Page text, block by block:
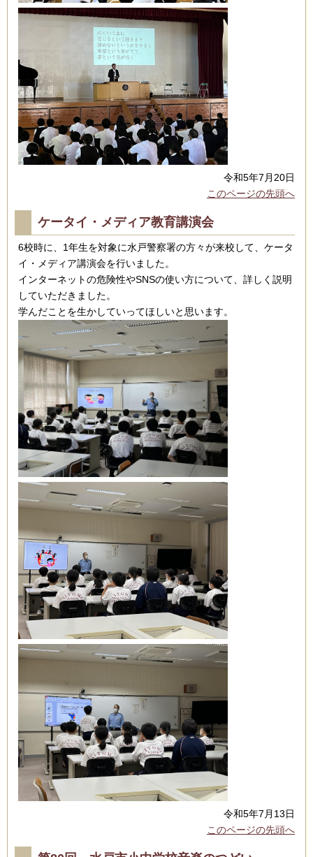
令和5年7月20日
このページの先頭へ
ケータイ・メディア教育講演会
6校時に、1年生を対象に水戸警察署の方々が来校して、ケータ
イ・メディア講演会を行いました。
インターネットの危険性やSNSの使い方について、詳しく説明
していただきました。
学んだことを生かしていってほしいと思います。
令和5年7月13日
このページの先頭へ